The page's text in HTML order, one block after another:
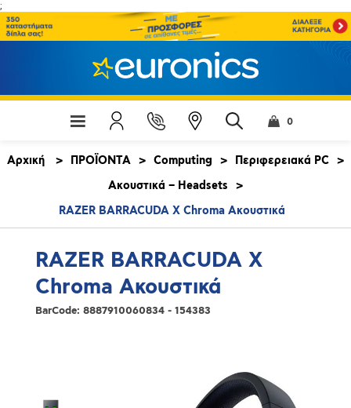
;
0
Αρχική > ΠΡΟΪΟΝΤΑ > Computing > Περιφερειακά PC >
Ακουστικά – Headsets
>
RAZER BARRACUDA X Chroma Ακουστικά
RAZER BARRACUDA X
Chroma Ακουστικά
BarCode: 8887910060834 - 154383